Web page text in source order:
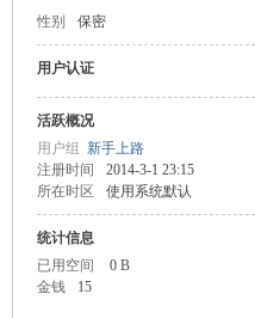
性别 保密
用户认证
活跃概况
用户组 新手上路
注册时间
2014-3-1 23:15
所在时区
使用系统默认
统计信息
已用空间
0 B
金钱
15